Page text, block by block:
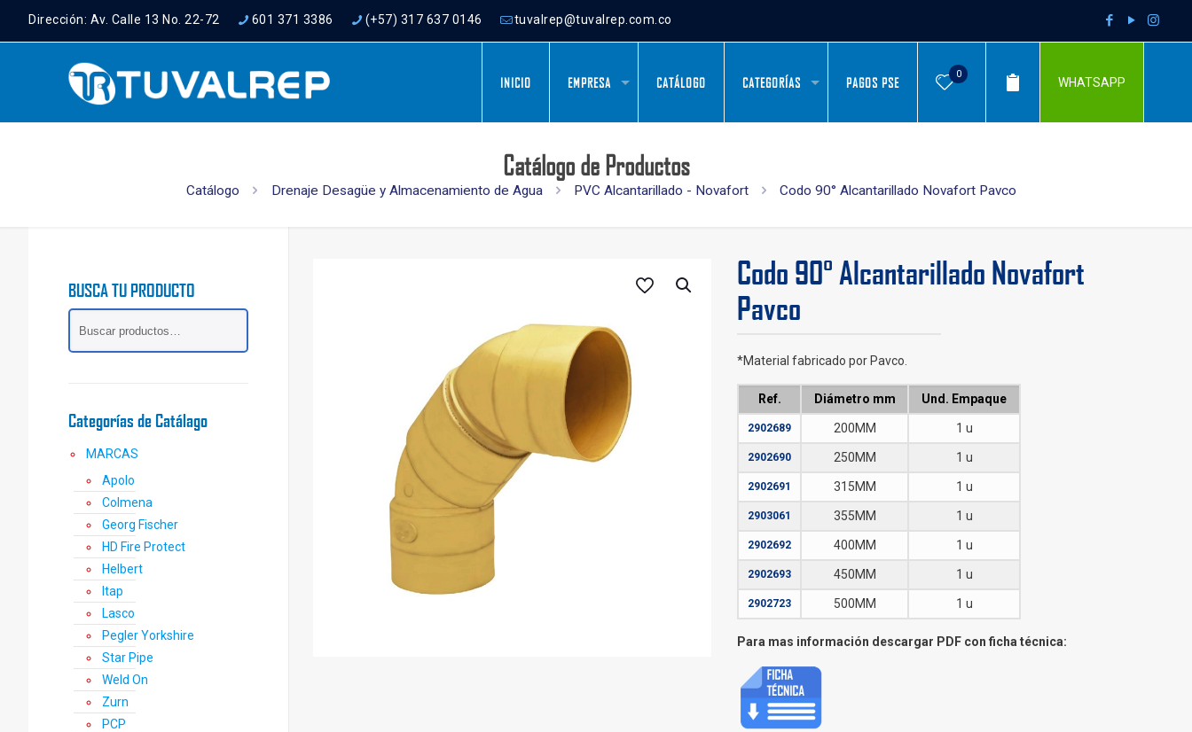
Dirección: Av. Calle 13 No. 22-72 601 371 3386 (+57) 317 637 0146 tuvalrep@tuvalrep.com.co
INICIO EMPRESA CATÁLOGO CATEGORÍAS PAGOS PSE
0
WHATSAPP
Catálogo de Productos
Catálogo Drenaje Desagüe y Almacenamiento de Agua PVC Alcantarillado - Novafort Codo 90° Alcantarillado Novafort Pavco
Codo 90° Alcantarillado Novafort
Pavco
*Material fabricado por Pavco.
Ref. Diámetro mm Und. Empaque
2902689 200MM 1 u
2902690 250MM 1 u
2902691 315MM 1 u
2903061 355MM 1 u
2902692 400MM 1 u
2902693 450MM 1 u
2902723 500MM 1 u
Para mas información descargar PDF con ficha técnica:
BUSCA TU PRODUCTO
Categorías de Catálago
MARCAS
Apolo
Colmena
Georg Fischer
HD Fire Protect
Helbert
Itap
Lasco
Pegler Yorkshire
Star Pipe
Weld On
Zurn
PCP